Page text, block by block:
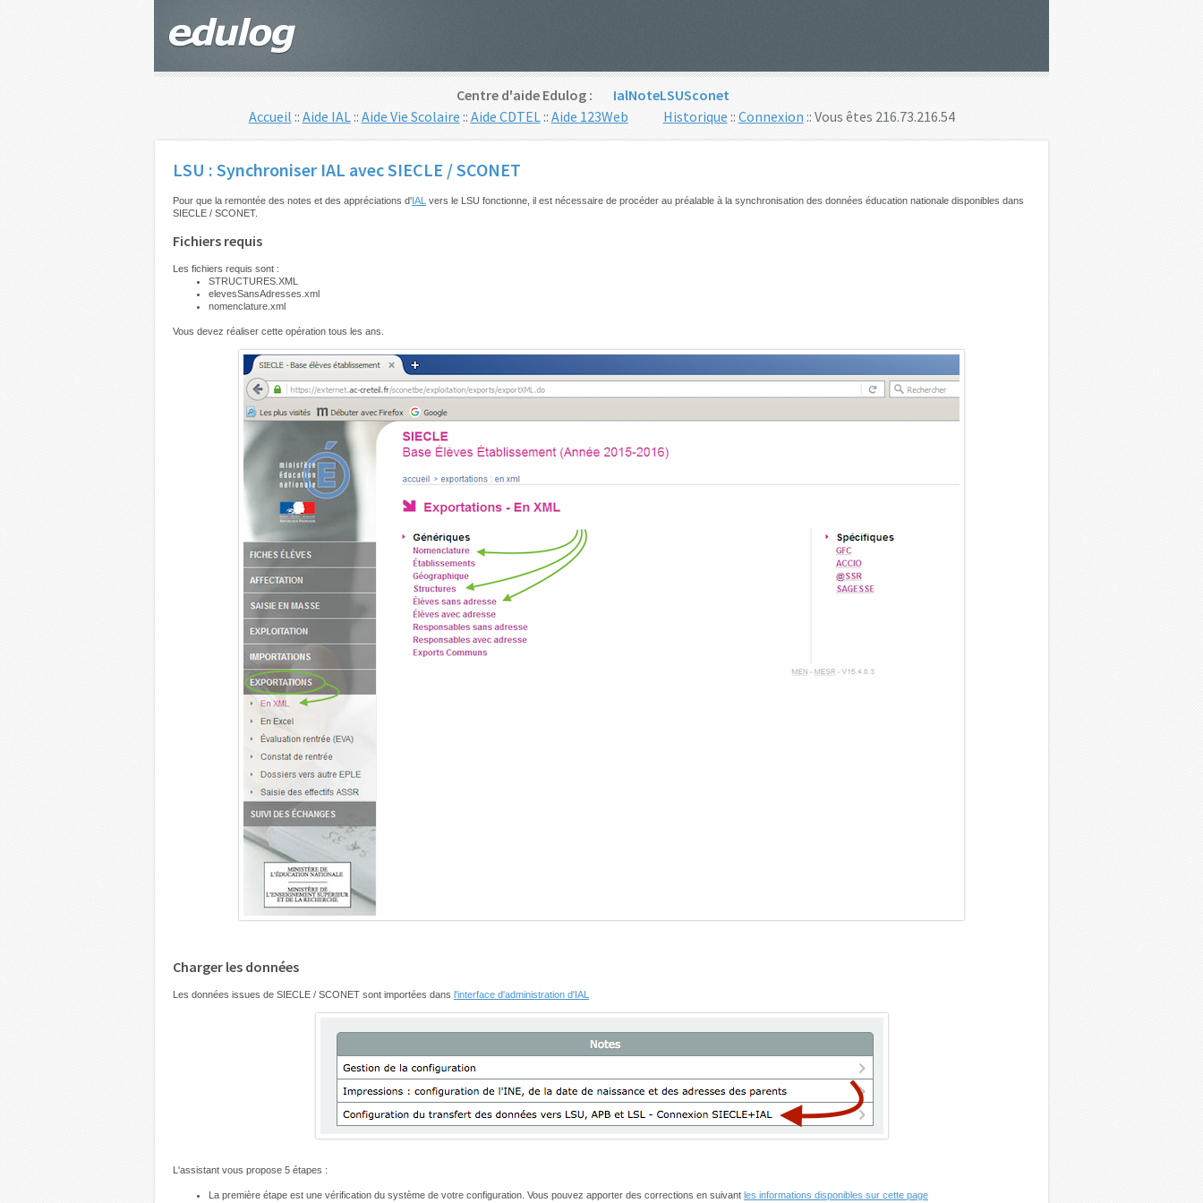
Centre d'aide Edulog :
IalNoteLSUSconet
Accueil :: Aide IAL:: Aide Vie Scolaire :: Aide CDTEL:: Aide 123Web Historique :: Connexion :: Vous êtes 216.73.216.54
LSU : Synchroniser IAL avec SIECLE / SCONET
Pour que la remontée des notes et des appréciations d'IAL vers le LSU fonctionne, il est nécessaire de procéder au préalable à la synchronisation des données éducation nationale disponibles dans
SIECLE / SCONET.
Fichiers requis
Les fichiers requis sont :
STRUCTURES.XML
elevesSansAdresses.xml
nomenclature.xml
Vous devez réaliser cette opération tous les ans.
Charger les données
Les données issues de SIECLE / SCONET sont importées dans l'interface d'administration d'IAL
L'assistant vous propose 5 étapes :
La première étape est une vérification du système de votre configuration. Vous pouvez apporter des corrections en suivant les informations disponibles sur cette page